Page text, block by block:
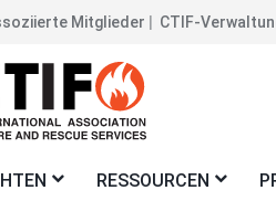
Mitglieder CTIF-
RESSOURCEN